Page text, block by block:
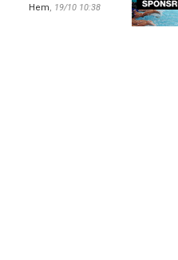
Hem, 19/10 10:38